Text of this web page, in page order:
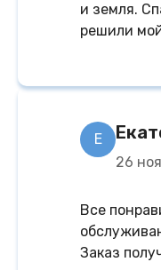
и земля.
решили
Е
26
Все
Заказ